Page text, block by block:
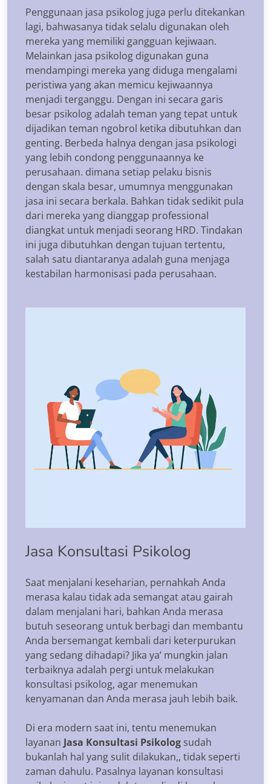
Penggunaan jasa psikolog juga perlu ditekankan
lagi, bahwasanya tidak selalu digunakan oleh
mereka yang memiliki gangguan kejiwaan.
Melainkan jasa psikolog digunakan guna
mendampingi mereka yang diduga mengalami
peristiwa yang akan memicu kejiwaannya
menjadi terganggu. Dengan ini secara garis
besar psikolog adalah teman yang tepat untuk
dijadikan teman ngobrol ketika dibutuhkan dan
genting. Berbeda halnya dengan jasa psikologi
yang lebih condong penggunaannya ke
perusahaan. dimana setiap pelaku bisnis
dengan skala besar, umumnya menggunakan
jasa ini secara berkala. Bahkan tidak sedikit pula
dari mereka yang dianggap professional
diangkat untuk menjadi seorang HRD. Tindakan
ini juga dibutuhkan dengan tujuan tertentu,
salah satu diantaranya adalah guna menjaga
kestabilan harmonisasi pada perusahaan.
Jasa Konsultasi Psikolog
Saat menjalani keseharian, pernahkah Anda
merasa kalau tidak ada semangat atau gairah
dalam menjalani hari, bahkan Anda merasa
butuh seseorang untuk berbagi dan membantu
Anda bersemangat kembali dari keterpurukan
yang sedang dihadapi? Jika ya’ mungkin jalan
terbaiknya adalah pergi untuk melakukan
konsultasi psikolog, agar menemukan
kenyamanan dan Anda merasa jauh lebih baik.
Di era modern saat ini, tentu menemukan
layanan Jasa Konsultasi Psikolog sudah
bukanlah hal yang sulit dilakukan,, tidak seperti
zaman dahulu. Pasalnya layanan konsultasi